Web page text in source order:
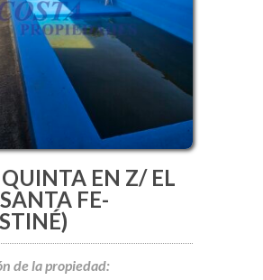
EN Z/ EL
FE-
de la propiedad: